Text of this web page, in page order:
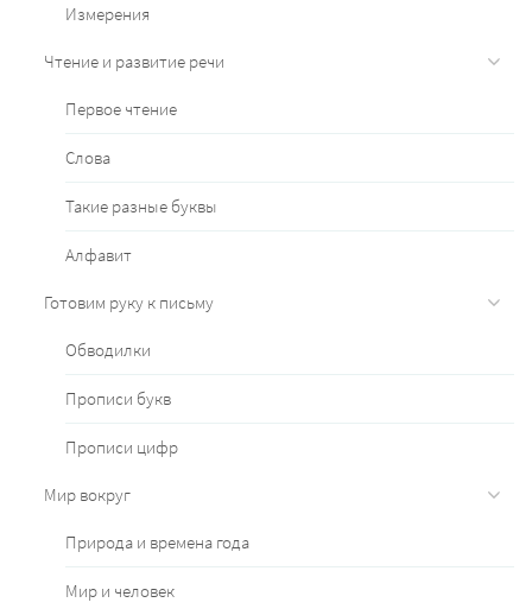
Измерения
Чтение и развитие речи
Первое чтение
Слова
Такие разные буквы
Алфавит
Готовим руку к письму
Обводилки
Прописи букв
Прописи цифр
Мир вокруг
Природа и времена года
Мир и человек